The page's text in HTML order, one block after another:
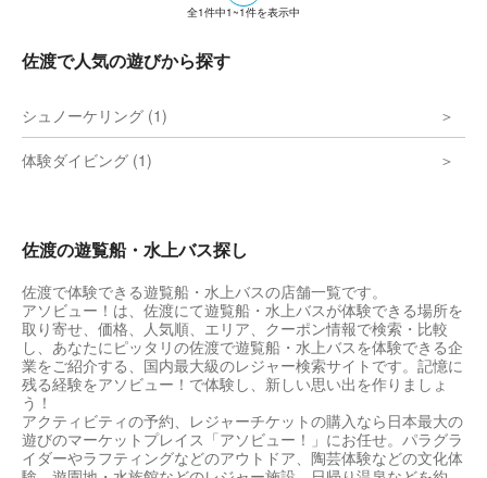
全1件中1~1件を表示中
佐渡で人気の遊びから探す
シュノーケリング (1)
体験ダイビング (1)
佐渡の遊覧船・水上バス探し
佐渡で体験できる遊覧船・水上バスの店舗一覧です。
アソビュー！は、佐渡にて遊覧船・水上バスが体験できる場所を
取り寄せ、価格、人気順、エリア、クーポン情報で検索・比較
し、あなたにピッタリの佐渡で遊覧船・水上バスを体験できる企
業をご紹介する、国内最大級のレジャー検索サイトです。記憶に
残る経験をアソビュー！で体験し、新しい思い出を作りましょ
う！
アクティビティの予約、レジャーチケットの購入なら日本最大の
遊びのマーケットプレイス「アソビュー！」にお任せ。パラグラ
イダーやラフティングなどのアウトドア、陶芸体験などの文化体